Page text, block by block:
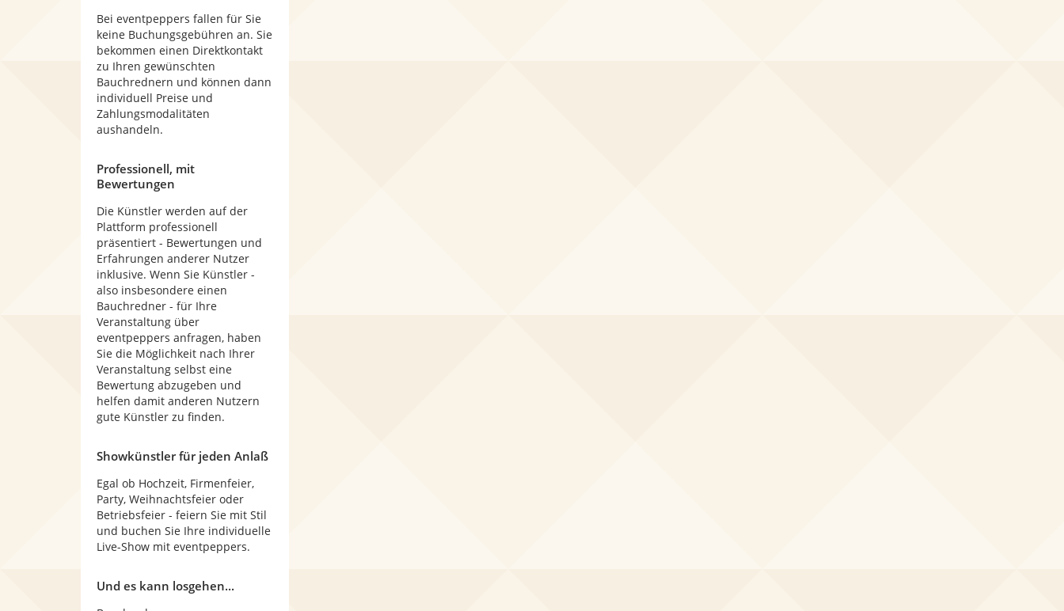
Bei eventpeppers fallen für Sie
keine Buchungsgebühren an. Sie
bekommen einen Direktkontakt
zu Ihren gewünschten
Bauchrednern und können dann
individuell Preise und
Zahlungsmodalitäten
aushandeln.
Professionell, mit
Bewertungen
Die Künstler werden auf der
Plattform professionell
präsentiert - Bewertungen und
Erfahrungen anderer Nutzer
inklusive. Wenn Sie Künstler -
also insbesondere einen
Bauchredner - für Ihre
Veranstaltung über
eventpeppers anfragen, haben
Sie die Möglichkeit nach Ihrer
Veranstaltung selbst eine
Bewertung abzugeben und
helfen damit anderen Nutzern
gute Künstler zu finden.
Showkünstler für jeden Anlaß
Egal ob Hochzeit, Firmenfeier,
Party, Weihnachtsfeier oder
Betriebsfeier - feiern Sie mit Stil
und buchen Sie Ihre individuelle
Live-Show mit eventpeppers.
Und es kann losgehen...